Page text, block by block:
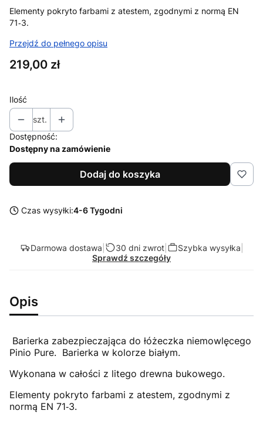
Elementy pokryto farbami z atestem, zgodnymi z normą EN
71‑3.
Przejdź do pełnego opisu
Cena
219,00 zł
Ilość
szt.
Dostępność:
Dostępny na zamówienie
Dodaj do koszyka
Czas wysyłki:4-6 Tygodni
Darmowa dostawa 30 dni zwrot| Szybka wysyłka
Sprawdź szczegóły
Opis
Barierka zabezpieczająca do łóżeczka niemowlęcego
Pinio Pure. Barierka w kolorze białym.
Wykonana w całości z litego drewna bukowego.
Elementy pokryto farbami z atestem, zgodnymi z
normą EN 71‑3.